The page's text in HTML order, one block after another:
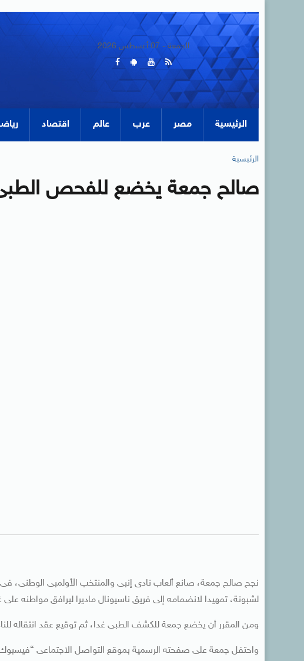
الجمعة - 07 أغسطس 2026
الرئيسية مصر عرب عالم اقتصاد
الرئيسية
صالح جمعة يخضع للفحص الطبى
نجح صالح جمعة، صانع ألعاب نادى إنبى والمنتخب الأولمبى الوطنى، فى
لشبونة، تمهيدا لانضمامه إلى فريق ناسيونال ماديرا ليرافق مواطنه
ومن المقرر أن يخضع جمعة للكشف الطبى غدا، ثم توقيع عقد انتقاله
واحتفل جمعة على صفحته الرسمية بموقع التواصل الاجتماعى “فيسبوك”